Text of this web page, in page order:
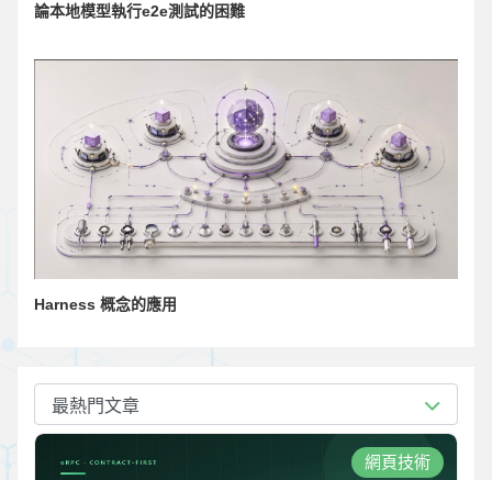
論本地模型執行e2e測試的困難
Harness 概念的應用
最熱門文章
網頁技術